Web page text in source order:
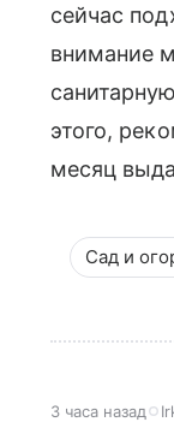
сейчас
внимание
этого,
месяц
Сад и
3 часа назад